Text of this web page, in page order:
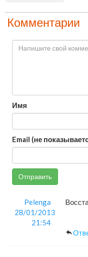
Комментарии
Имя
Email (не
Отправить
Pelenga
28/01/2013
21:54